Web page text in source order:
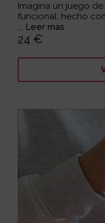
Imagina un juego
funcional: hecho
... Leer más
24 €